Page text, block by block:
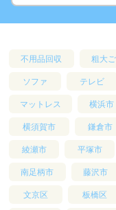
不用品回収 粗大
ソファ テレビ
マットレス 横浜市
横須賀市 鎌倉市
綾瀬市 平塚市
南足柄市 藤沢市
文京区 板橋区